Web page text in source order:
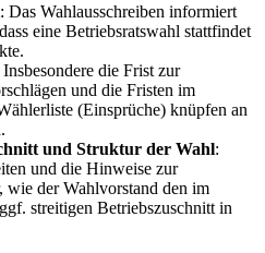
: Das Wahlausschreiben informiert
eine Betriebsratswahl stattfindet
Insbesondere die Frist zur
und die Fristen im
(Einsprüche) knüpfen an
und Struktur der Wahl:
und die Hinweise zur
wie der Wahlvorstand den im
streitigen Betriebszuschnitt in